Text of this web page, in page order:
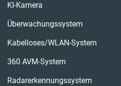
KI-Kamera
Überwachungssystem
Kabelloses/WLAN-System
360 AVM-System
Radarerkennungssystem